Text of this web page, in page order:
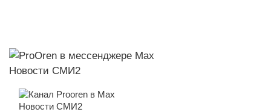
Новости СМИ2
Новости СМИ2